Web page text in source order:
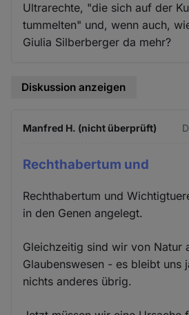
Ultrarechte, "die sich auf der
tummelten" und, wenn auch,
Giulia Silberberger da mehr?
Diskussion anzeigen
Manfred H. (nicht überprüft)
Rechthabertum und
Rechthabertum und
in den Genen angelegt.
Gleichzeitig sind wir von Natur
Glaubenswesen - es bleibt uns
nichts anderes übrig.